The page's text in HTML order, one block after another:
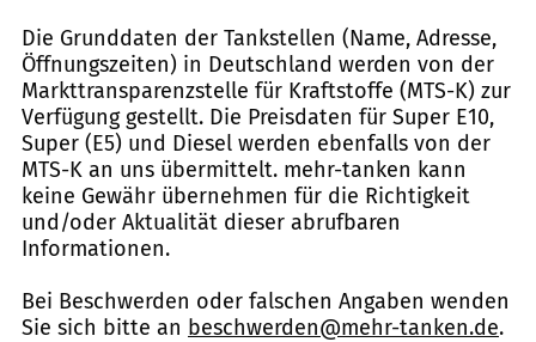
Die Grunddaten der Tankstellen (Name, Adresse,
Öffnungszeiten) in Deutschland werden von der
Markttransparenzstelle für Kraftstoffe (MTS-K) zur
Verfügung gestellt. Die Preisdaten für Super E10,
Super (E5) und Diesel werden ebenfalls von der
MTS-K an uns übermittelt. mehr-tanken kann
keine Gewähr übernehmen für die Richtigkeit
und/oder Aktualität dieser abrufbaren
Informationen.
Bei Beschwerden oder falschen Angaben wenden
Sie sich bitte an beschwerden@mehr-tanken.de.